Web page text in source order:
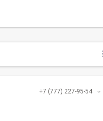
+7 (777) 227-95-54